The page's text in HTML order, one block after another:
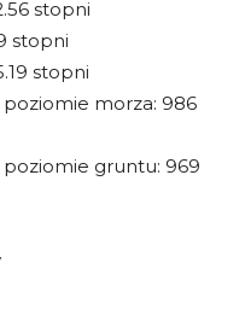
stopni
stopni
stopni
morza: 986
gruntu: 969